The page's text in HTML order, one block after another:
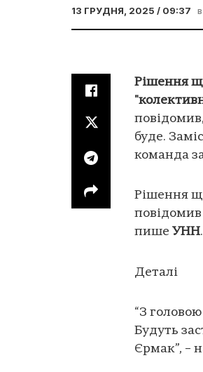
13 ГРУДНЯ, 2025 / 09:37 в
Рішення
буде.
команда
Рішення
пише УНН.
Деталі
“З
Будуть
Єрмак”, –